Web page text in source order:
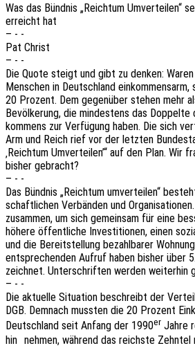
Was das Bünd­nis „Reich­tum Umver­tei­len“
erreicht hat
– - -
Pat Christ
– - -
Die Quote steigt und gibt zu denken:
Menschen in Deutsch­land
20 Prozent. Dem gegen­über stehen mehr
Bevöl­ke­rung, die mindes­tens das
kom­mens zur Verfü­gung haben. Die sich
Arm und Reich rief vor der letz­ten
‚Reich­tum Umver­tei­len’“ auf den Plan. Wir
bisher gebracht?
– - -
Das Bünd­nis „Reich­tum umver­tei­len“
schaft­li­chen Verbän­den und
zusam­men, um sich gemein­sam für eine
höhere öffent­li­che Inves­ti­tio­nen, einen
und die Bereit­stel­lung bezahl­ba­rer
entspre­chen­den Aufruf haben bisher über
zeich­net. Unter­schrif­ten werden weiter­hin
– - -
Die aktu­el­le Situa­ti­on beschreibt der
DGB. Demnach muss­ten die 20 Prozent
Deutsch­land seit Anfang der 1990er Jahre
hin nehmen, während das reichs­te Zehn­tel